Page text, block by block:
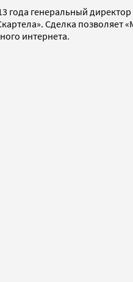
года генеральный
Сделка позволяет
интернета.